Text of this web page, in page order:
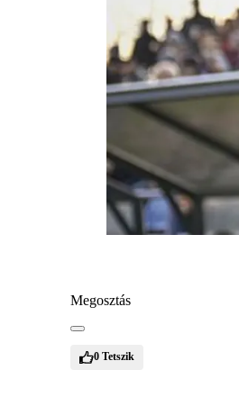
Megosztás
0 Tetszik